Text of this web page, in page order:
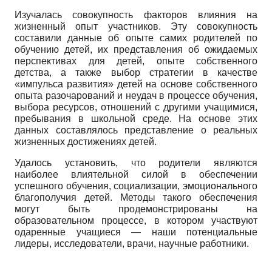
Изучалась совокупность факторов влияния на
жизненный опыт участников. Эту совокупность
составили данные об опыте самих родителей по
обучению детей, их представления об ожидаемых
перспективах для детей, опыте собственного
детства, а также выбор стратегии в качестве
«импульса развития» детей на основе собственного
опыта разочарований и неудач в процессе обучения,
выбора ресурсов, отношений с другими учащимися,
пребывания в школьной среде. На основе этих
данных составлялось представление о реальных
жизненных достижениях детей.
Удалось установить, что родители являются
наиболее влиятельной силой в обеспечении
успешного обучения, социализации, эмоционального
благополучия детей. Методы такого обеспечения
могут быть продемонстрированы на
образовательном процессе, в котором участвуют
одаренные учащиеся — наши потенциальные
лидеры, исследователи, врачи, научные работники.